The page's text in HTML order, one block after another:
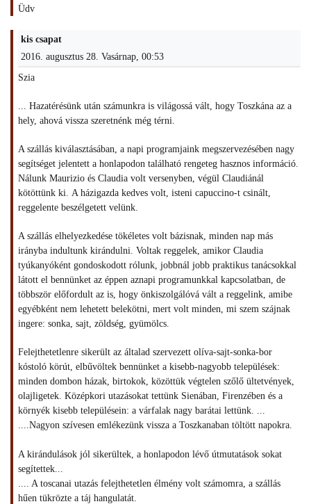
Üdv
kis csapat
2016. augusztus 28. Vasárnap, 00:53
Szia
... Hazatérésünk után számunkra is világossá vált, hogy Toszkána az a
hely, ahová vissza szeretnénk még térni.
A szállás kiválasztásában, a napi programjaink megszervezésében nagy
segítséget jelentett a honlapodon található rengeteg hasznos információ.
Nálunk Maurizio és Claudia volt versenyben, végül Claudiánál
kötöttünk ki. A házigazda kedves volt, isteni capuccino-t csinált,
reggelente beszélgetett velünk.
A szállás elhelyezkedése tökéletes volt bázisnak, minden nap más
irányba indultunk kirándulni. Voltak reggelek, amikor Claudia
tyúkanyóként gondoskodott rólunk, jobbnál jobb praktikus tanácsokkal
látott el bennünket az éppen aznapi programunkkal kapcsolatban, de
többször előfordult az is, hogy önkiszolgálóvá vált a reggelink, amibe
egyébként nem lehetett belekötni, mert volt minden, mi szem szájnak
ingere: sonka, sajt, zöldség, gyümölcs.
Felejthetetlenre sikerült az általad szervezett olíva-sajt-sonka-bor
kóstoló körút, elbűvöltek bennünket a kisebb-nagyobb települések:
minden dombon házak, birtokok, közöttük végtelen szőlő ültetvények,
olajligetek. Középkori utazásokat tettünk Sienában, Firenzében és a
környék kisebb településein: a várfalak nagy barátai lettünk. ...
....Nagyon szívesen emlékezünk vissza a Toszkanaban töltött napokra.
A kirándulások jól sikerültek, a honlapodon lévő útmutatások sokat
segítettek...
.... A toscanai utazás felejthetetlen élmény volt számomra, a szállás
hűen tükrözte a táj hangulatát.